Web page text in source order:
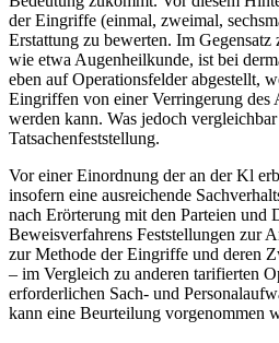
der Eingriffe (einmal, zweimal,
Erstattung zu bewerten. Im Gegensatz
wie etwa Augenheilkunde, ist bei
eben auf Operationsfelder abgestellt,
Eingriffen von einer Verringerung des
werden kann. Was jedoch
Tatsachenfeststellung.
Vor einer Einordnung der an der Kl
insofern eine ausreichende
nach Erörterung mit den Parteien und
Beweisverfahrens Feststellungen zur
zur Methode der Eingriffe und deren
– im Vergleich zu anderen tarifierten
erforderlichen Sach- und
kann eine Beurteilung vorgenommen